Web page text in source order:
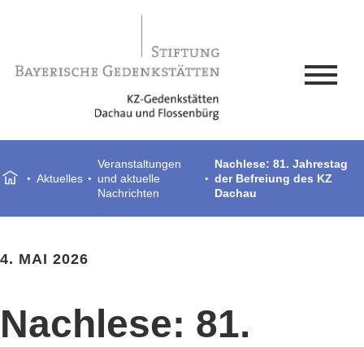
Aktuelles
Veranstaltungen
und aktuelle
Nachrichten
Nachlese: 81. Jahrestag
der Befreiung des KZ
Dachau
4. MAI 2026
Nachlese: 81.